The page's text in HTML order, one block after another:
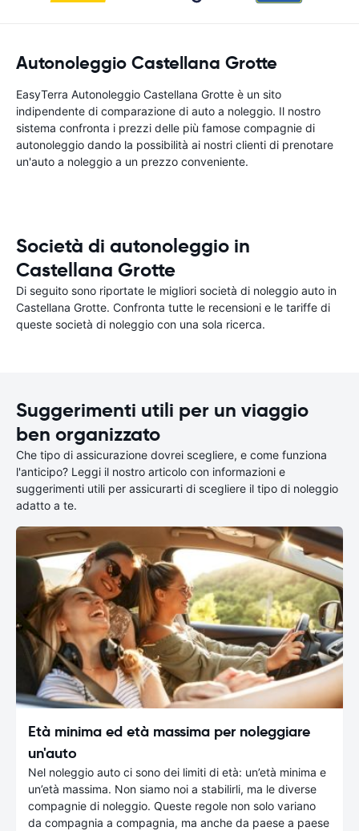
Autonoleggio Castellana Grotte
EasyTerra Autonoleggio Castellana Grotte è un sito
indipendente di comparazione di auto a noleggio. Il nostro
sistema confronta i prezzi delle più famose compagnie di
autonoleggio dando la possibilità ai nostri clienti di prenotare
un'auto a noleggio a un prezzo conveniente.
Società di autonoleggio in
Castellana Grotte
Di seguito sono riportate le migliori società di noleggio auto in
Castellana Grotte. Confronta tutte le recensioni e le tariffe di
queste società di noleggio con una sola ricerca.
Suggerimenti utili per un viaggio
ben organizzato
Che tipo di assicurazione dovrei scegliere, e come funziona
l'anticipo? Leggi il nostro articolo con informazioni e
suggerimenti utili per assicurarti di scegliere il tipo di noleggio
adatto a te.
Età minima ed età massima per noleggiare
un'auto
Nel noleggio auto ci sono dei limiti di età: un’età minima e
un’età massima. Non siamo noi a stabilirli, ma le diverse
compagnie di noleggio. Queste regole non solo variano
da compagnia a compagnia, ma anche da paese a paese